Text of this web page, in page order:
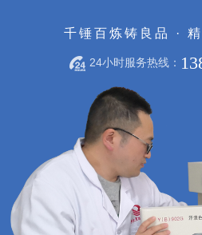
千锤百炼铸良品 ·
24小时服务热线：